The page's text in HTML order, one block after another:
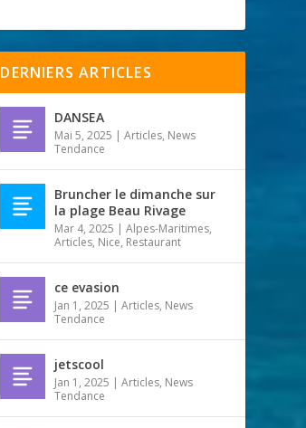
DERNIERS ARTICLES
DANSEA
Mai 5, 2025 |Articles, News
Tendance
Bruncher le dimanche sur
la plage Beau Rivage
Mar 4, 2025 |Alpes-Maritimes,
Articles, Nice, Restaurant
ce evasion
Jan 1, 2025 |Articles, News
Tendance
jetscool
Jan 1, 2025 |Articles, News
Tendance